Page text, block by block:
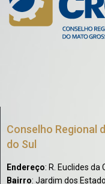
Conselho Regional
do Sul
Endereço: R. Euclides da
Bairro: Jardim dos